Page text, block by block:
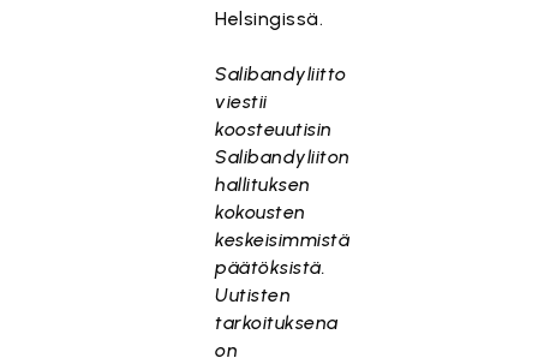
Helsingissä.
Salibandyliitto
viestii
koosteuutisin
Salibandyliiton
hallituksen
kokousten
keskeisimmistä
päätöksistä.
Uutisten
tarkoituksena
on